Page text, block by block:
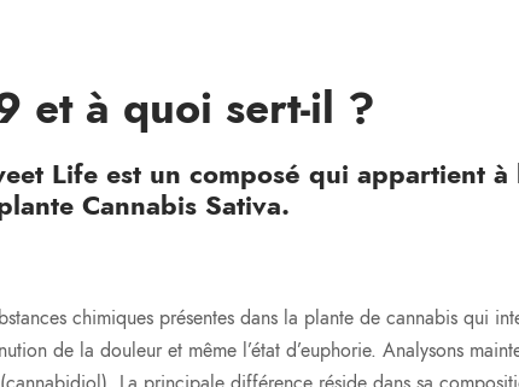
et à quoi sert-il ?
Life est un composé qui appartient
Cannabis Sativa.
chimiques présentes dans la plante de cannabis qui
de la douleur et même l’état d’euphorie. Analysons